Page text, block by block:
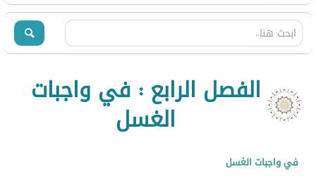
الفصل الرابع : في واجبات
الغسل
في واجبات الغسل